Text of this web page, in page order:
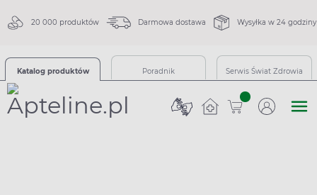
20 000 produktów Darmowa dostawa Wysyłka w 24 godziny
Katalog produktów Poradnik Serwis Świat Zdrowia
sztuk